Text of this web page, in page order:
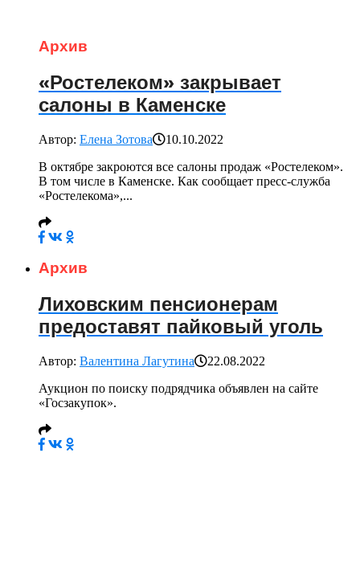
Архив
«Ростелеком» закрывает
салоны в Каменске
Автор: Елена Зотова
10.10.2022
В октябре закроются все салоны продаж «Ростелеком».
В том числе в Каменске. Как сообщает пресс-служба
«Ростелекома»,...
Архив
Лиховским пенсионерам
предоставят пайковый уголь
Автор: Валентина Лагутина
22.08.2022
Аукцион по поиску подрядчика объявлен на сайте
«Госзакупок».